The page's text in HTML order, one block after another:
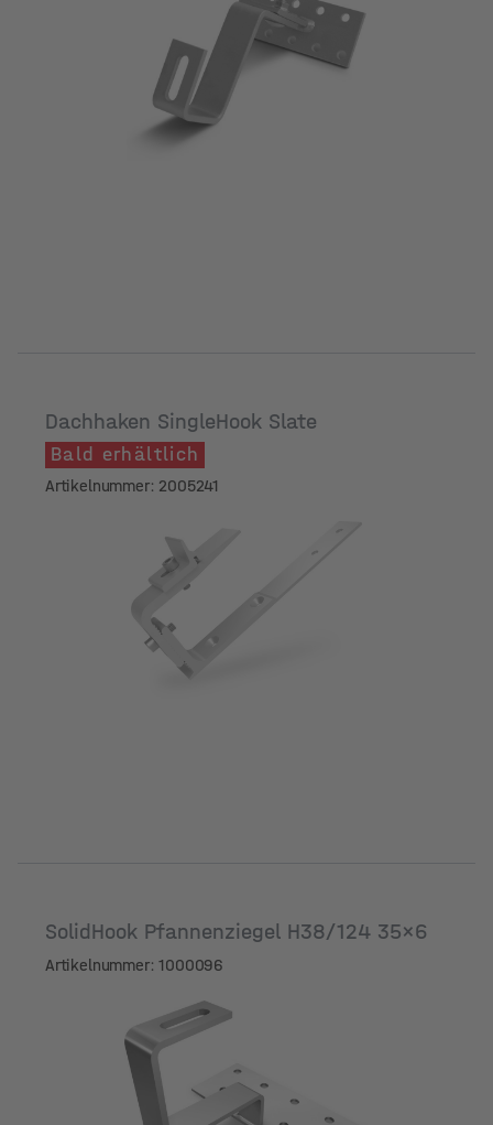
Dachhaken SingleHook Slate
Bald erhältlich
Artikelnummer: 2005241
SolidHook Pfannenziegel H38/124 35x6
Artikelnummer: 1000096